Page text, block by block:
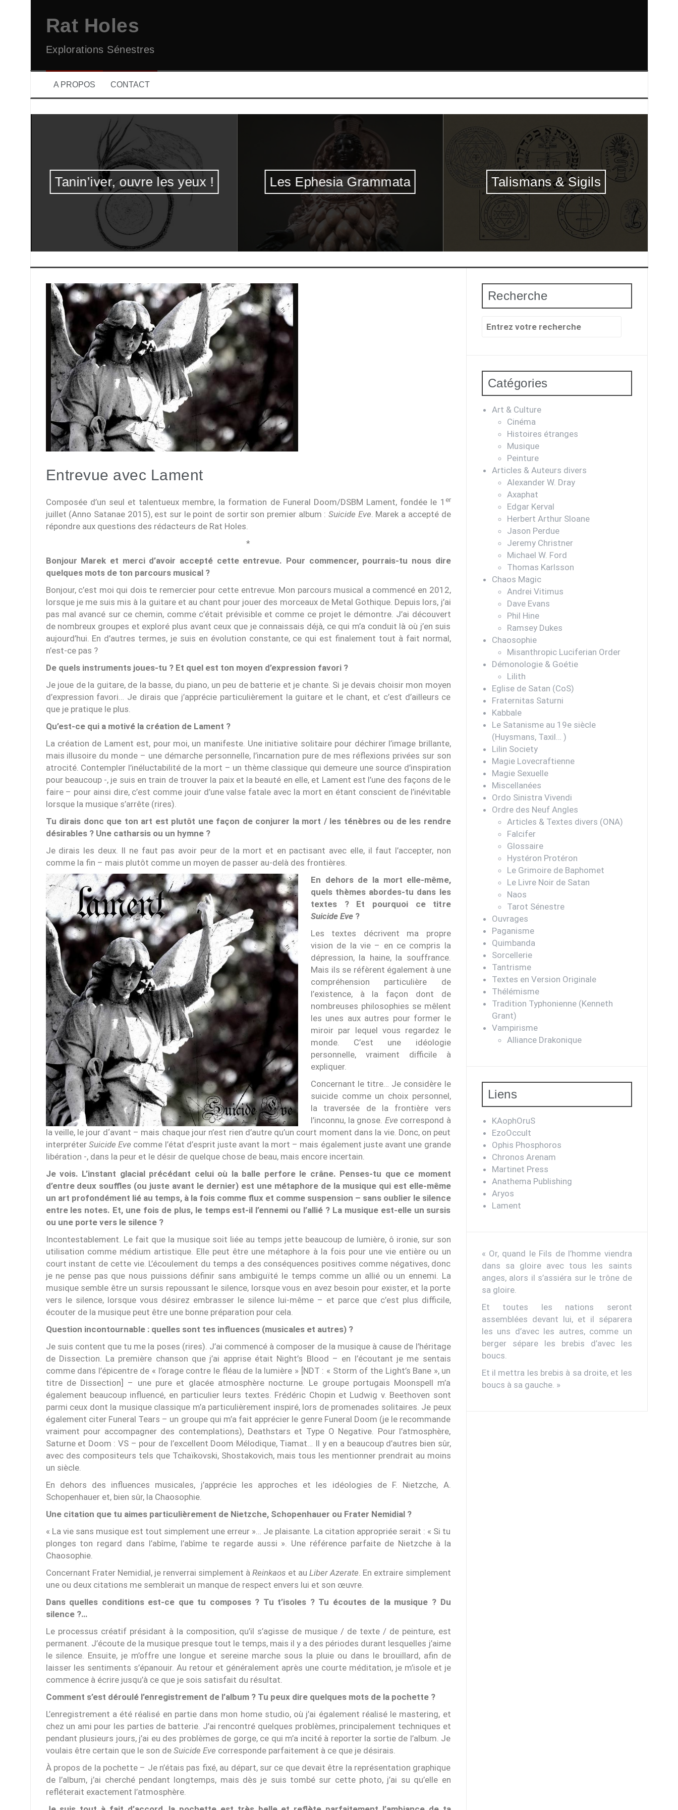
Rat Holes
Explorations Sénestres
A PROPOS CONTACT
Tanin’iver, ouvre les yeux ! Les Ephesia Grammata Talismans & Sigils
Entrevue avec Lament
Composée d’un seul et talentueux membre, la formation de Funeral Doom/DSBM Lament, fondée le 1 er
juillet (Anno Satanae 2015), est sur le point de sortir son premier album :Suicide Eve. Marek a accepté de
répondre aux questions des rédacteurs de Rat Holes.
*
Bonjour Marek et merci d’avoir accepté cette entrevue. Pour commencer, pourrais-tu nous dire
quelques mots de ton parcours musical ?
Bonjour, c’est moi qui dois te remercier pour cette entrevue. Mon parcours musical a commencé en 2012,
lorsque je me suis mis à la guitare et au chant pour jouer des morceaux de Metal Gothique. Depuis lors, j’ai
pas mal avancé sur ce chemin, comme c’était prévisible et comme ce projet le démontre. J’ai découvert
de nombreux groupes et exploré plus avant ceux que je connaissais déjà, ce qui m’a conduit là où j’en suis
aujourd’hui. En d’autres termes, je suis en évolution constante, ce qui est finalement tout à fait normal,
n’est-ce pas ?
De quels instruments joues-tu ? Et quel est ton moyen d’expression favori ?
Je joue de la guitare, de la basse, du piano, un peu de batterie et je chante. Si je devais choisir mon moyen
d’expression favori… Je dirais que j’apprécie particulièrement la guitare et le chant, et c’est d’ailleurs ce
que je pratique le plus.
Qu’est-ce qui a motivé la création de Lament ?
La création de Lament est, pour moi, un manifeste. Une initiative solitaire pour déchirer l’image brillante,
mais illusoire du monde – une démarche personnelle, l’incarnation pure de mes réflexions privées sur son
atrocité. Contempler l’inéluctabilité de la mort – un thème classique qui demeure une source d’inspiration
pour beaucoup -, je suis en train de trouver la paix et la beauté en elle, et Lament est l’une des façons de le
faire – pour ainsi dire, c’est comme jouir d’une valse fatale avec la mort en étant conscient de l’inévitable
lorsque la musique s’arrête (rires).
Tu dirais donc que ton art est plutôt une façon de conjurer la mort / les ténèbres ou de les rendre
désirables ? Une catharsis ou un hymne ?
Je dirais les deux. Il ne faut pas avoir peur de la mort et en pactisant avec elle, il faut l’accepter, non
comme la fin – mais plutôt comme un moyen de passer au-delà des frontières.
En dehors de la mort elle-même,
quels thèmes abordes-tu dans les
textes ? Et pourquoi ce titre
Suicide Eve ?
Les textes décrivent ma propre
vision de la vie – en ce compris la
dépression, la haine, la souffrance.
Mais ils se réfèrent également à une
compréhension particulière de
l’existence, à la façon dont de
nombreuses philosophies se mêlent
les unes aux autres pour former le
miroir par lequel vous regardez le
monde. C’est une idéologie
personnelle, vraiment difficile à
expliquer.
Concernant le titre… Je considère le
suicide comme un choix personnel,
la traversée de la frontière vers
l’inconnu, la gnose. Eve correspond à
la veille, le jour d‘avant – mais chaque jour n’est rien d’autre qu’un court moment dans la vie. Donc, on peut
interpréter Suicide Eve comme l’état d’esprit juste avant la mort – mais également juste avant une grande
libération -, dans la peur et le désir de quelque chose de beau, mais encore incertain.
Je vois. L’instant glacial précédant celui où la balle perfore le crâne. Penses-tu que ce moment
d’entre deux souffles (ou juste avant le dernier) est une métaphore de la musique qui est elle-même
un art profondément lié au temps, à la fois comme flux et comme suspension – sans oublier le silence
entre les notes. Et, une fois de plus, le temps est-il l’ennemi ou l’allié ? La musique est-elle un sursis
ou une porte vers le silence ?
Incontestablement. Le fait que la musique soit liée au temps jette beaucoup de lumière, ô ironie, sur son
utilisation comme médium artistique. Elle peut être une métaphore à la fois pour une vie entière ou un
court instant de cette vie. L’écoulement du temps a des conséquences positives comme négatives, donc
je ne pense pas que nous puissions définir sans ambiguïté le temps comme un allié ou un ennemi. La
musique semble être un sursis repoussant le silence, lorsque vous en avez besoin pour exister, et la porte
vers le silence, lorsque vous désirez embrasser le silence lui-même – et parce que c’est plus difficile,
écouter de la musique peut être une bonne préparation pour cela.
Question incontournable : quelles sont tes influences (musicales et autres) ?
Je suis content que tu me la poses (rires). J’ai commencé à composer de la musique à cause de l’héritage
de Dissection. La première chanson que j’ai apprise était Night’s Blood – en l’écoutant je me sentais
comme dans l’épicentre de « l’orage contre le fléau de la lumière » [NDT : « Storm of the Light’s Bane », un
titre de Dissection] – une pure et glacée atmosphère nocturne. Le groupe portugais Moonspell m’a
également beaucoup influencé, en particulier leurs textes. Frédéric Chopin et Ludwig v. Beethoven sont
parmi ceux dont la musique classique m’a particulièrement inspiré, lors de promenades solitaires. Je peux
également citer Funeral Tears – un groupe qui m’a fait apprécier le genre Funeral Doom (je le recommande
vraiment pour accompagner des contemplations), Deathstars et Type O Negative. Pour l’atmosphère,
Saturne et Doom : VS – pour de l’excellent Doom Mélodique, Tiamat… Il y en a beaucoup d’autres bien sûr,
avec des compositeurs tels que Tchaïkovski, Shostakovich, mais tous les mentionner prendrait au moins
un siècle.
En dehors des influences musicales, j’apprécie les approches et les idéologies de F. Nietzche, A.
Schopenhauer et, bien sûr, la Chaosophie.
Une citation que tu aimes particulièrement de Nietzche, Schopenhauer ou Frater Nemidial ?
« La vie sans musique est tout simplement une erreur »… Je plaisante. La citation appropriée serait : « Si tu
plonges ton regard dans l’abîme, l’abîme te regarde aussi ». Une référence parfaite de Nietzche à la
Chaosophie.
Concernant Frater Nemidial, je renverrai simplement à Reinkaos et auLiber Azerate. En extraire simplement
une ou deux citations me semblerait un manque de respect envers lui et son œuvre.
Dans quelles conditions est-ce que tu composes ? Tu t’isoles ? Tu écoutes de la musique ? Du
silence ?…
Le processus créatif présidant à la composition, qu’il s’agisse de musique / de texte / de peinture, est
permanent. J’écoute de la musique presque tout le temps, mais il y a des périodes durant lesquelles j’aime
le silence. Ensuite, je m’offre une longue et sereine marche sous la pluie ou dans le brouillard, afin de
laisser les sentiments s’épanouir. Au retour et généralement après une courte méditation, je m’isole et je
commence à écrire jusqu’à ce que je sois satisfait du résultat.
Comment s’est déroulé l’enregistrement de l’album ? Tu peux dire quelques mots de la pochette ?
L’enregistrement a été réalisé en partie dans mon home studio, où j’ai également réalisé le mastering, et
chez un ami pour les parties de batterie. J’ai rencontré quelques problèmes, principalement techniques et
pendant plusieurs jours, j’ai eu des problèmes de gorge, ce qui m’a incité à reporter la sortie de l’album. Je
voulais être certain que le son de Suicide Eve corresponde parfaitement à ce que je désirais.
À propos de la pochette – Je n’étais pas fixé, au départ, sur ce que devait être la représentation graphique
de l’album, j’ai cherché pendant longtemps, mais dès je suis tombé sur cette photo, j’ai su qu’elle en
refléterait exactement l’atmosphère.
Recherche
Recherche
Catégories
Art & Culture
Cinéma
Histoires étranges
Musique
Peinture
Articles & Auteurs divers
Alexander W. Dray
Axaphat
Edgar Kerval
Herbert Arthur Sloane
Jason Perdue
Jeremy Christner
Michael W. Ford
Thomas Karlsson
Chaos Magic
Andrei Vitimus
Dave Evans
Phil Hine
Ramsey Dukes
Chaosophie
Misanthropic Luciferian Order
Démonologie & Goétie
Lilith
Eglise de Satan (CoS)
Fraternitas Saturni
Kabbale
Le Satanisme au 19e siècle
(Huysmans, Taxil… )
Lilin Society
Magie Lovecraftienne
Magie Sexuelle
Miscellanées
Ordo Sinistra Vivendi
Ordre des Neuf Angles
Articles & Textes divers (ONA)
Falcifer
Glossaire
Hystéron Protéron
Le Grimoire de Baphomet
Le Livre Noir de Satan
Naos
Tarot Sénestre
Ouvrages
Paganisme
Quimbanda
Sorcellerie
Tantrisme
Textes en Version Originale
Thélémisme
Tradition Typhonienne (Kenneth
Grant)
Vampirisme
Alliance Drakonique
Liens
KAophOruS
EzoOccult
Ophis Phosphoros
Chronos Arenam
Martinet Press
Anathema Publishing
Aryos
Lament
« Or, quand le Fils de l’homme viendra
dans sa gloire avec tous les saints
anges, alors il s’assiéra sur le trône de
sa gloire.
Et toutes les nations seront
assemblées devant lui, et il séparera
les uns d’avec les autres, comme un
berger sépare les brebis d’avec les
boucs.
Et il mettra les brebis à sa droite, et les
boucs à sa gauche. »